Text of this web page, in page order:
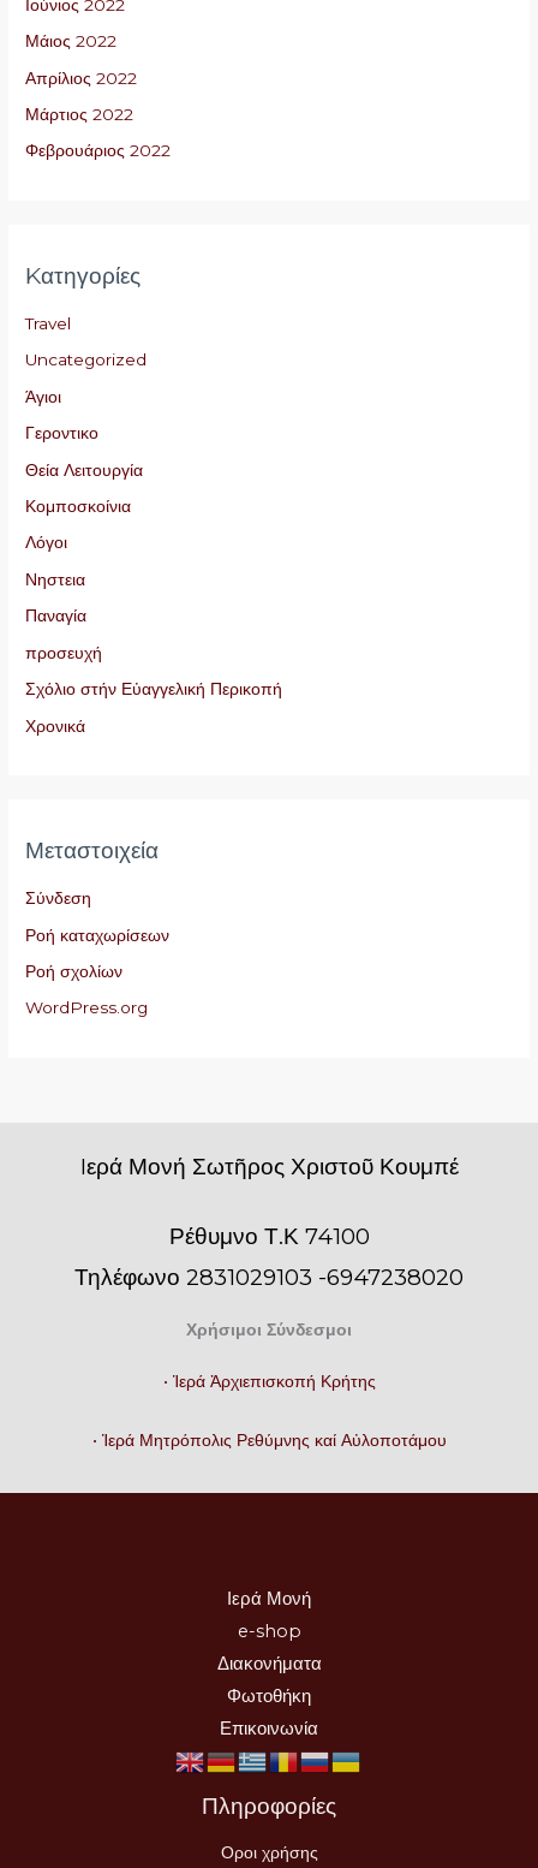
Ιούνιος 2022
Μάιος 2022
Απρίλιος 2022
Μάρτιος 2022
Φεβρουάριος 2022
Kατηγορίες
Travel
Uncategorized
Άγιοι
Γεροντικο
Θεία Λειτουργία
Κομποσκοίνια
Λόγοι
Νηστεια
Παναγία
προσευχή
Σχόλιο στήν Εὐαγγελική Περικοπή
Χρονικά
Μεταστοιχεία
Σύνδεση
Ροή καταχωρίσεων
Ροή σχολίων
WordPress.org
Iερά Μονή Σωτῆρος Χριστοῦ Κουμπέ
Ρέθυμνο Τ.Κ 74100
Τηλέφωνο 2831029103 -6947238020
Χρήσιμοι Σύνδεσμοι
• Ἱερά Ἀρχιεπισκοπή Κρήτης
• Ἱερά Μητρόπολις Ρεθύμνης καί Αὐλοποτάμου
Ιερά Μονή
e-shop
Διακονήματα
Φωτοθήκη
Επικοινωνία
Πληροφορίες
Οροι χρήσης